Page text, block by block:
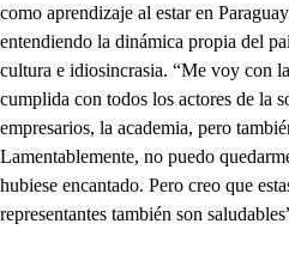
como aprendizaje al estar en
entendiendo la dinámica propia del
cultura e idiosincrasia. “Me voy con
cumplida con todos los actores de la
empresarios, la academia, pero
Lamentablemente, no puedo
hubiese encantado. Pero creo que
representantes también son